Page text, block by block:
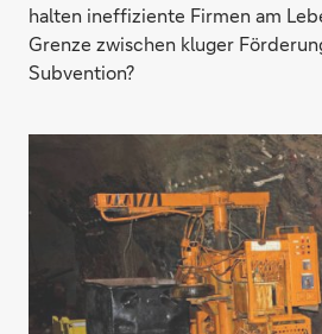
halten ineffiziente Firmen am
Grenze zwischen kluger
Subvention?